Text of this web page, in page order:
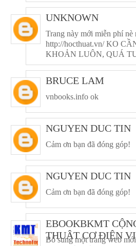
UNKNOWN
Trang này mới miễn phí nè
http://hocthuat.vn/ KO
KHOẢN LUÔN, QUÁ
BRUCE LAM
vnbooks.info ok
NGUYEN DUC TIN
Cảm ơn bạn đã đóng góp!
NGUYEN DUC TIN
Cảm ơn bạn đã đóng góp!
EBOOKBKMT
THUẬT CƠ ĐIỆN
Bổ sung một trang web mới